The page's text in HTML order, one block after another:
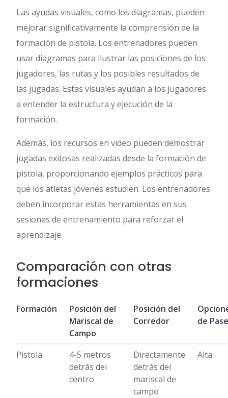
Las ayudas visuales, como los diagramas, pueden
mejorar significativamente la comprensión de la
formación de pistola. Los entrenadores pueden
usar diagramas para ilustrar las posiciones de los
jugadores, las rutas y los posibles resultados de
las jugadas. Estas visuales ayudan a los jugadores
a entender la estructura y ejecución de la
formación.
Además, los recursos en video pueden demostrar
jugadas exitosas realizadas desde la formación de
pistola, proporcionando ejemplos prácticos para
que los atletas jóvenes estudien. Los entrenadores
deben incorporar estas herramientas en sus
sesiones de entrenamiento para reforzar el
aprendizaje.
Comparación con otras
formaciones
Formación
Posición del
Mariscal de
Campo
Posición del
Corredor
de Pase
Pistola
4-5 metros
detrás del
centro
Directamente
detrás del
mariscal de
campo
Alta